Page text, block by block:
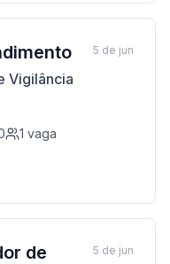
Vigilância
1 vaga
5 de jun
de
5 de jun